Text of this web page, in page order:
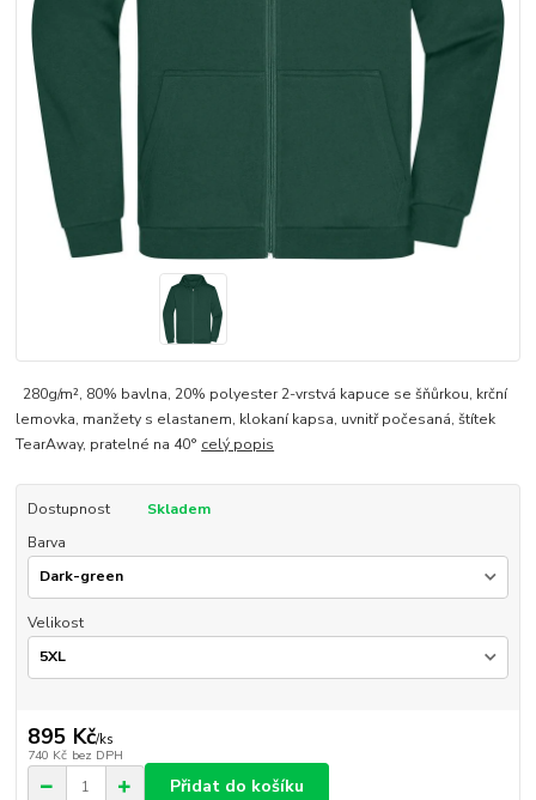
280g/m², 80% bavlna, 20% polyester 2-vrstvá kapuce se šňůrkou, krční
lemovka, manžety s elastanem, klokaní kapsa, uvnitř počesaná, štítek
TearAway, pratelné na 40° celý popis
Dostupnost
Skladem
Barva
Velikost
895 Kč/ks
740 Kč bez DPH
Přidat do košíku